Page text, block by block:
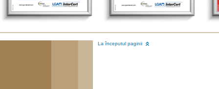
La începutul paginii